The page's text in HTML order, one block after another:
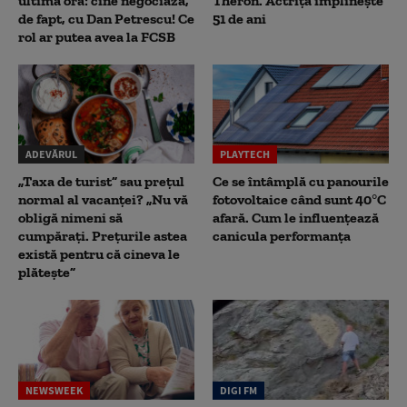
de fapt, cu Dan Petrescu! Ce
rol ar putea avea la FCSB
51 de ani
ADEVĂRUL
„Taxa de turist” sau prețul
normal al vacanței? „Nu vă
obligă nimeni să
cumpărați. Prețurile astea
există pentru că cineva le
plătește”
PLAYTECH
Ce se întâmplă cu panourile
fotovoltaice când sunt 40°C
afară. Cum le influențează
canicula performanța
NEWSWEEK DIGI FM